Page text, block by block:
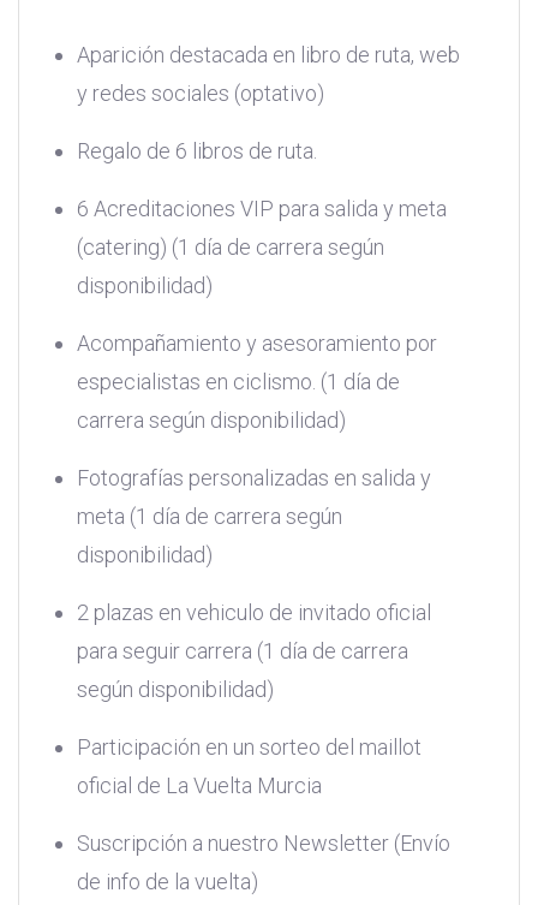
Aparición destacada en libro de ruta, web
y redes sociales (optativo)
Regalo de 6 libros de ruta.
6 Acreditaciones VIP para salida y meta
(catering) (1 día de carrera según
disponibilidad)
Acompañamiento y asesoramiento por
especialistas en ciclismo. (1 día de
carrera según disponibilidad)
Fotografías personalizadas en salida y
meta (1 día de carrera según
disponibilidad)
2 plazas en vehiculo de invitado oficial
para seguir carrera (1 día de carrera
según disponibilidad)
Participación en un sorteo del maillot
oficial de La Vuelta Murcia
Suscripción a nuestro Newsletter (Envío
de info de la vuelta)